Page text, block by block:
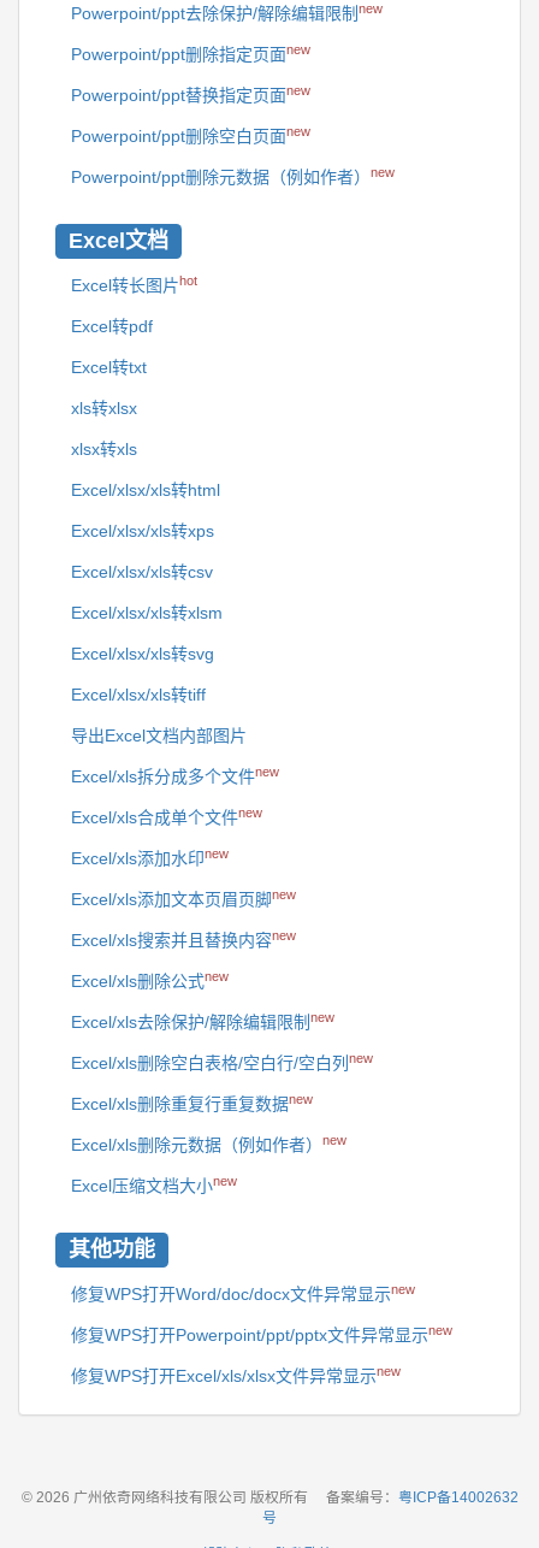
Powerpoint/ppt去除保护/解除编辑限制 new
Powerpoint/ppt删除指定页面new
Powerpoint/ppt替换指定页面new
Powerpoint/ppt删除空白页面new
Powerpoint/ppt删除元数据（例如作者） new
Excel文档
Excel转长图片hot
Excel转pdf
Excel转txt
xls转xlsx
xlsx转xls
Excel/xlsx/xls转html
Excel/xlsx/xls转xps
Excel/xlsx/xls转csv
Excel/xlsx/xls转xlsm
Excel/xlsx/xls转svg
Excel/xlsx/xls转tiff
导出Excel文档内部图片
Excel/xls拆分成多个文件new
Excel/xls合成单个文件new
Excel/xls添加水印new
Excel/xls添加文本页眉页脚new
Excel/xls搜索并且替换内容new
Excel/xls删除公式new
Excel/xls去除保护/解除编辑限制 new
Excel/xls删除空白表格/空白行/空白列 new
Excel/xls删除重复行重复数据new
Excel/xls删除元数据（例如作者） new
Excel压缩文档大小new
其他功能
修复WPS打开Word/doc/docx文件异常显示new
修复WPS打开Powerpoint/ppt/pptx文件异常显示new
修复WPS打开Excel/xls/xlsx文件异常显示new
© 2026 广州依奇网络科技有限公司 版权所有 备案编号： 粤ICP备14002632
号